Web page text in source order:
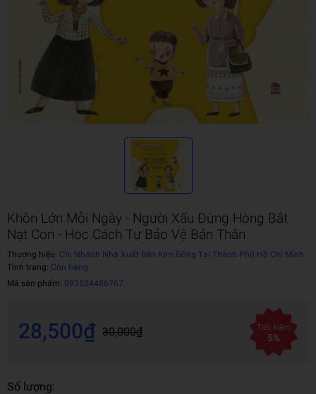
Khôn Lớn Mỗi Ngày - Người Xấu Đừng Hòng Bắt
Nạt Con - Học Cách Tự Bảo Vệ Bản Thân
Thương hiệu: Chi Nhánh Nhà Xuất Bản Kim Đồng Tại Thành Phố Hồ Chí Minh
Tình trạng: Còn hàng
Mã sản phẩm: 893524486767
28,500₫ 30,000₫ Tiết kiệm
5%
Số lượng: